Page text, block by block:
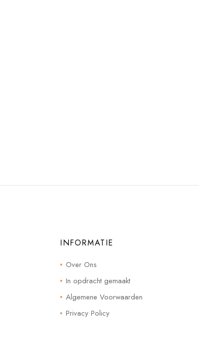
INFORMATIE
Over Ons
In opdracht gemaakt
Algemene Voorwaarden
Privacy Policy